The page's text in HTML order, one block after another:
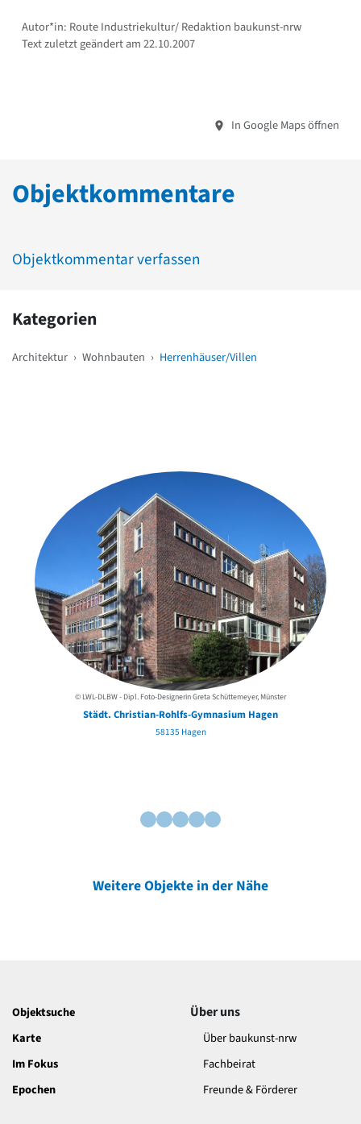
Autor*in: Route Industriekultur/ Redaktion baukunst-nrw
Text zuletzt geändert am 22.10.2007
In Google Maps öffnen
Objektkommentare
Objektkommentar verfassen
Kategorien
Architektur › Wohnbauten › Herrenhäuser/Villen
© LWL-DLBW - Dipl. Foto-Designerin Greta Schüttemeyer, Münster
Städt. Christian-Rohlfs-Gymnasium Hagen
58135 Hagen
Weitere Objekte in der Nähe
Objektsuche
Karte
Im Fokus
Epochen
Über uns
Über baukunst-nrw
Fachbeirat
Freunde & Förderer